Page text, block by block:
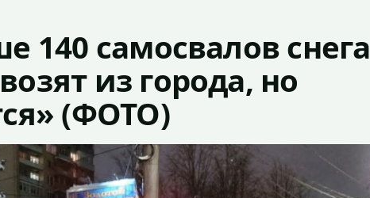
140 самосвалов снега
из города, но
(ФОТО)